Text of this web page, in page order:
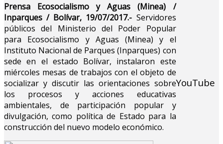
Prensa Ecosocialismo y Aguas (Minea) /
Inparques / Bolívar, 19/07/2017.- Servidores
públicos del Ministerio del Poder Popular
para Ecosocialismo y Aguas (Minea) y el
Instituto Nacional de Parques (Inparques) con
sede en el estado Bolívar, instalaron este
miércoles mesas de trabajos con el objeto de
socializar y discutir las orientaciones sobre
los procesos y acciones educativas
ambientales, de participación popular y
divulgación, como política de Estado para la
construcción del nuevo modelo económico.
YouTube